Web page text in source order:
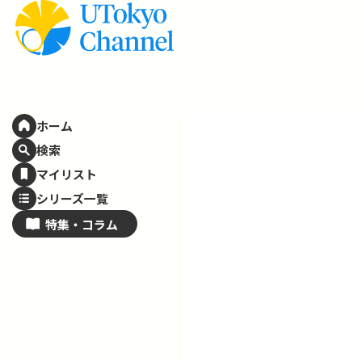
ホーム
検索
マイリスト
シリーズ一覧
特集・ コラム